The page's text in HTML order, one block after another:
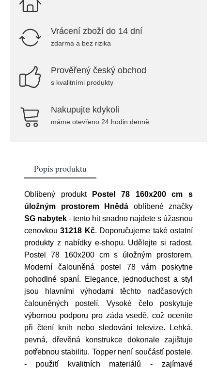
Vrácení zboží do 14 dní
zdarma a bez rizika
Prověřený český obchod
s kvalitními produkty
Nakupujte kdykoli
máme otevřeno 24 hodin denně
Popis produktu
Oblíbený produkt
Postel 78 160x200 cm s
úložným prostorem Hnědá oblíbené značky
SG nabytek - tento hit snadno najdete s úžasnou
cenovkou31218 Kč. Doporučujeme také ostatní
produkty z nabídky e-shopu. Udělejte si radost.
Postel 78 160x200 cm s úložným prostorem.
Moderní čalouněná postel 78 vám poskytne
pohodlné spaní. Elegance, jednoduchost a styl
jsou hlavními výhodami těchto nadčasových
čalouněných postelí. Vysoké čelo poskytuje
výbornou podporu pro záda vsedě, což oceníte
při čtení knih nebo sledování televize. Lehká,
pevná, dřevěná konstrukce dokonale zajištuje
potřebnou stabilitu. Topper není součástí postele.
- použití kvalitních materiálů - zajímavé